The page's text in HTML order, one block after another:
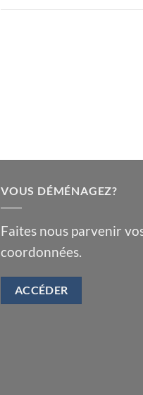
VOUS DÉMÉNAGEZ?
Faites nous parvenir
coordonnées.
ACCÉDER